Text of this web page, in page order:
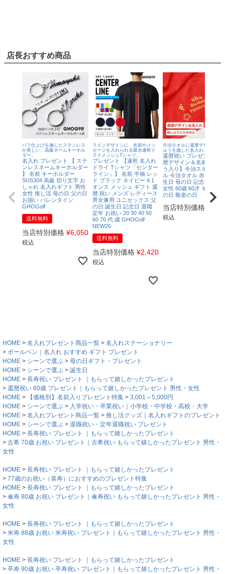
店長おすすめ商品
バフ仕上げを施したステンレス
が美しい、高級ネームキーホル
ダー。
名入れ プレゼント 【 ステ
ンレスネームキーホルダー
】 名前 キーホルダー
SUS304 高級 切り文字 お
しゃれ 名入れギフト 男性
女性 推し活 母の日 父の日
お揃い バレンタイン
GHOGolf
送料無料
当店特別価格 ¥6,050
税込
ラインデザインに、名前やメッ
セージを入れられる吸水速乾ド
ライメッシュTシャツ。
プレゼント 【速乾 名入れ
ドライ Tシャツ「センター
ライン」】 名前 半袖 レッ
ド ブラック ネイビー 4.1
オンス メッシュ ギフト 還
暦 祝い メンズ レディース
男女兼用 ユニセックス 父
の日 誕生日 記念日 退職
定年 お祝い 20 30 40 50
60 70 代 歳 GHOGolf
NEW26
送料無料
当店特別価格 ¥2,420
税込
今治タオルに還暦デザイン刺
ゅうを施した名入れギフト！
還暦祝い プレゼント【還
暦デザイン＆名前の刺し
う入り】今治スポーツタ
ル 今治タオル 赤タオル
生日 母の日 記念日 男性
女性 60歳 60才 ギフト 父
の日 敬老の日
当店特別価格
税込
HOME 名入れプレゼント商品一覧
名入れステーショナリー
ボールペン｜名入れ おすすめ ギフト プレゼント
HOME
シーンで選ぶ
母の日ギフト・プレゼント
HOME
シーンで選ぶ
誕生日
HOME
長寿祝い プレゼント ｜もらって嬉しかったプレゼント
還暦祝い 60歳 プレゼント｜もらって嬉しかったプレゼント 男性・女性
HOME
【価格別】名前入りプレゼント特集
3,001～5,000円
HOME
シーンで選ぶ
入学祝い・卒業祝い｜小学校・中学校・高校・大学
HOME
名入れプレゼント商品一覧
推し活グッズ｜名入れギフトのプレゼント
HOME
シーンで選ぶ
退職祝い・定年退職祝い プレゼント
HOME
長寿祝い プレゼント ｜もらって嬉しかったプレゼント
古希 70歳 お祝い プレゼント｜古希祝い もらって嬉しかったプレゼント 男性・
女性
HOME
長寿祝い プレゼント ｜もらって嬉しかったプレゼント
77歳のお祝い（喜寿）におすすめのプレゼント特集
HOME
長寿祝い プレゼント ｜もらって嬉しかったプレゼント
傘寿 80歳 お祝い プレゼント｜傘寿祝い もらって嬉しかったプレゼント 男性・
女性
HOME
長寿祝い プレゼント ｜もらって嬉しかったプレゼント
米寿 88歳 お祝い 米寿祝い プレゼント｜もらって嬉しかったプレゼント 男性・
女性
HOME
長寿祝い プレゼント ｜もらって嬉しかったプレゼント
卒寿 90歳 お祝い 卒寿祝い プレゼント｜もらって嬉しかったプレゼント 男性・